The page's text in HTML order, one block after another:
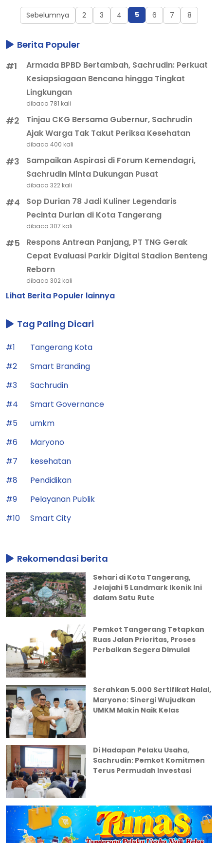
Sebelumnya 2 3 4 5 6 7 8
Berita Populer
#1
Armada BPBD Bertambah, Sachrudin: Perkuat
Kesiapsiagaan Bencana hingga Tingkat
Lingkungan
dibaca 781 kali
#2
Tinjau CKG Bersama Gubernur, Sachrudin
Ajak Warga Tak Takut Periksa Kesehatan
dibaca 400 kali
#3
Sampaikan Aspirasi di Forum Kemendagri,
Sachrudin Minta Dukungan Pusat
dibaca 322 kali
#4
Sop Durian 78 Jadi Kuliner Legendaris
Pecinta Durian di Kota Tangerang
dibaca 307 kali
#5
Respons Antrean Panjang, PT TNG Gerak
Cepat Evaluasi Parkir Digital Stadion Benteng
Reborn
dibaca 302 kali
Lihat Berita Populer lainnya
Tag Paling Dicari
#1
Tangerang Kota
#2
Smart Branding
#3
Sachrudin
#4
Smart Governance
#5
umkm
#6
Maryono
#7
kesehatan
#8
Pendidikan
#9
Pelayanan Publik
#10
Smart City
Rekomendasi berita
Sehari di Kota Tangerang,
Jelajahi 5 Landmark Ikonik Ini
dalam Satu Rute
Pemkot Tangerang Tetapkan
Ruas Jalan Prioritas, Proses
Perbaikan Segera Dimulai
Serahkan 5.000 Sertifikat Halal,
Maryono: Sinergi Wujudkan
UMKM Makin Naik Kelas
Di Hadapan Pelaku Usaha,
Sachrudin: Pemkot Komitmen
Terus Permudah Investasi